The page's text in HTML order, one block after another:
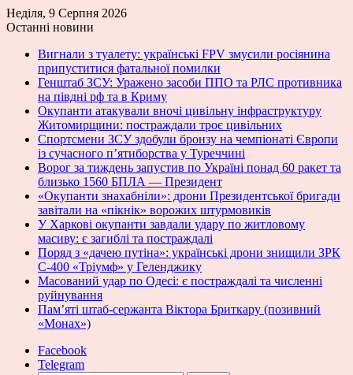
Неділя, 9 Серпня 2026
Останні новини
Вигнали з туалету: українські FPV змусили росіянина
припуститися фатальної помилки
Генштаб ЗСУ: Уражено засоби ППО та РЛС противника
на півдні рф та в Криму
Окупанти атакували вночі цивільну інфраструктуру
Житомирщини: постраждали троє цивільних
Спортсмени ЗСУ здобули бронзу на чемпіонаті Європи
із сучасного п’ятиборства у Туреччині
Ворог за тиждень запустив по Україні понад 60 ракет та
близько 1560 БПЛА — Президент
«Окупанти знахабніли»: дрони Президентської бригади
завітали на «пікнік» ворожих штурмовиків
У Харкові окупанти завдали удару по житловому
масиву: є загиблі та постраждалі
Поряд з «дачею путіна»: українські дрони знищили ЗРК
С-400 «Тріумф» у Геленджику
Масований удар по Одесі: є постраждалі та численні
руйнування
Пам’яті штаб-сержанта Віктора Бриткару (позивний
«Монах»)
Facebook
Telegram